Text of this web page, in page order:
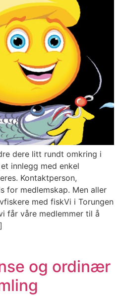
dere litt rundt omkring i
innlegg med enkel
Kontaktperson,
for medlemskap. Men aller
med fiskVi i Torungen
får våre medlemmer til å
og ordinær